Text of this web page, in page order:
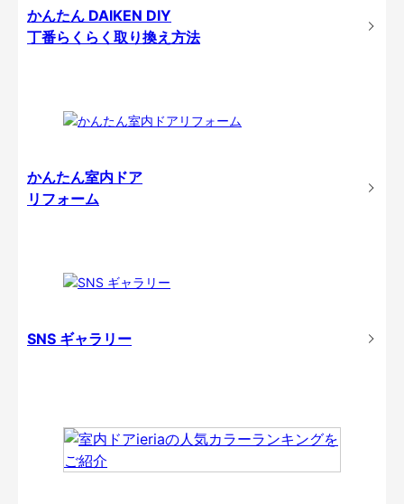
かんたん DAIKEN DIY
丁番らくらく取り換え方法
かんたん室内ドア
リフォーム
SNS ギャラリー